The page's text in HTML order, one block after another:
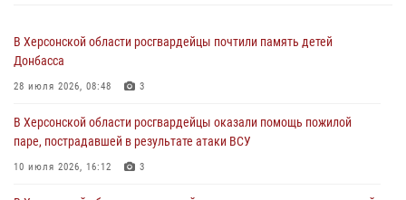
В Херсонской области росгвардейцы почтили память детей
Донбасса
28 июля 2026, 08:48 3
В Херсонской области росгвардейцы оказали помощь пожилой
паре, пострадавшей в результате атаки ВСУ
10 июля 2026, 16:12 3